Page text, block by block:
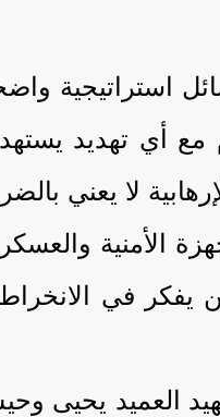
استراتيجية
مع أي تهديد
لا يعني
الأمنية
يفكر في
العميد يحيى